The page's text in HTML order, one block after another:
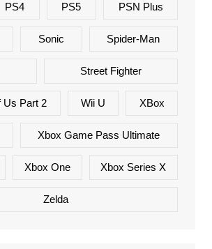
PS4 PS5 PSN Plus
Sonic Spider-Man
Street Fighter
Us Part 2 Wii U XBox
Xbox Game Pass Ultimate
Xbox One Xbox Series X
Zelda